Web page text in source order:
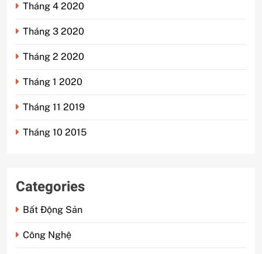
Tháng 4 2020
Tháng 3 2020
Tháng 2 2020
Tháng 1 2020
Tháng 11 2019
Tháng 10 2015
Categories
Bất Động Sản
Công Nghệ